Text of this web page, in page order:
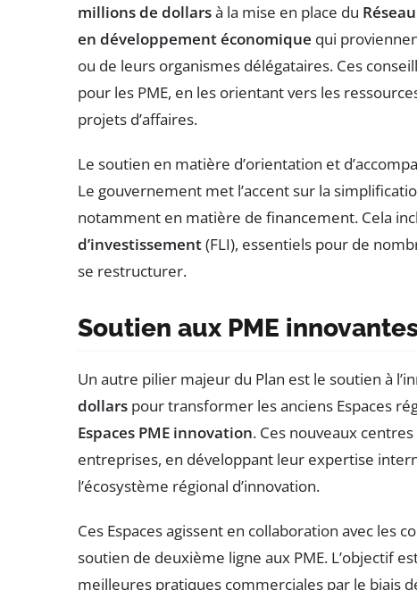
millions de dollarsà la mise en place du
en développement économique qui
ou de leurs organismes délégataires. Ces
pour les PME, en les orientant vers les
projets d’affaires.
Le soutien en matière d’orientation et
Le gouvernement met l’accent sur la
notamment en matière de financement. Cela
d’investissement(FLI), essentiels pour de
se restructurer.
Soutien aux PME
Un autre pilier majeur du Plan est le soutien à
dollars pour transformer les anciens Espaces
Espaces PME innovation. Ces nouveaux
entreprises, en développant leur expertise
l’écosystème régional d’innovation.
Ces Espaces agissent en collaboration avec les
soutien de deuxième ligne aux PME. L’objectif
meilleures pratiques commerciales par le biais